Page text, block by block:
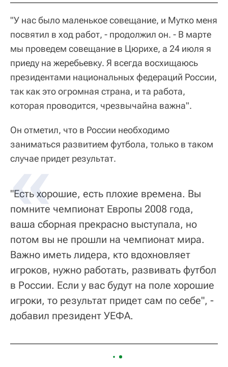
"У нас было маленькое совещание, и Мутко меня
посвятил в ход работ, - продолжил он. - В марте
мы проведем совещание в Цюрихе, а 24 июля я
приеду на жеребьевку. Я всегда восхищаюсь
президентами национальных федераций России,
так как это огромная страна, и та работа,
которая проводится, чрезвычайна важна".
Он отметил, что в России необходимо
заниматься развитием футбола, только в таком
случае придет результат.
"Есть хорошие, есть плохие времена. Вы
помните чемпионат Европы 2008 года,
ваша сборная прекрасно выступала, но
потом вы не прошли на чемпионат мира.
Важно иметь лидера, кто вдохновляет
игроков, нужно работать, развивать футбол
в России. Если у вас будут на поле хорошие
игроки, то результат придет сам по себе", -
добавил президент УЕФА.